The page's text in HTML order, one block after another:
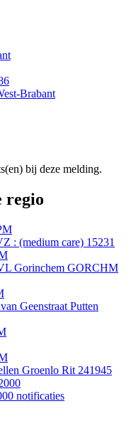
Brabant
bij deze melding.
regio
: (medium care) 15231
Gorinchem GORCHM
Geenstraat Putten
Groenlo Rit 241945
notificaties